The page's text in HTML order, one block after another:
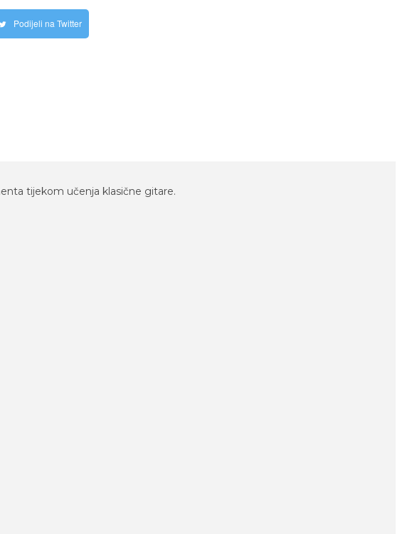
Podijeli na Twitter
tijekom učenja klasične gitare.